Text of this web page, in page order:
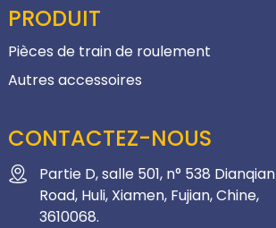
PRODUIT
Pièces de train de roulement
Autres accessoires
CONTACTEZ-NOUS
Partie D, salle 501, n° 538 Dianqian
Road, Huli, Xiamen, Fujian, Chine,
3610068.